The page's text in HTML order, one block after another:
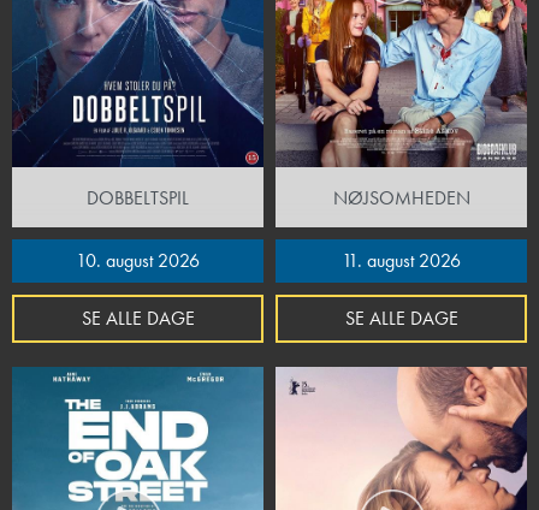
DOBBELTSPIL
10. august 2026
SE ALLE DAGE
NØJSOMHEDEN
11. august 2026
SE ALLE DAGE